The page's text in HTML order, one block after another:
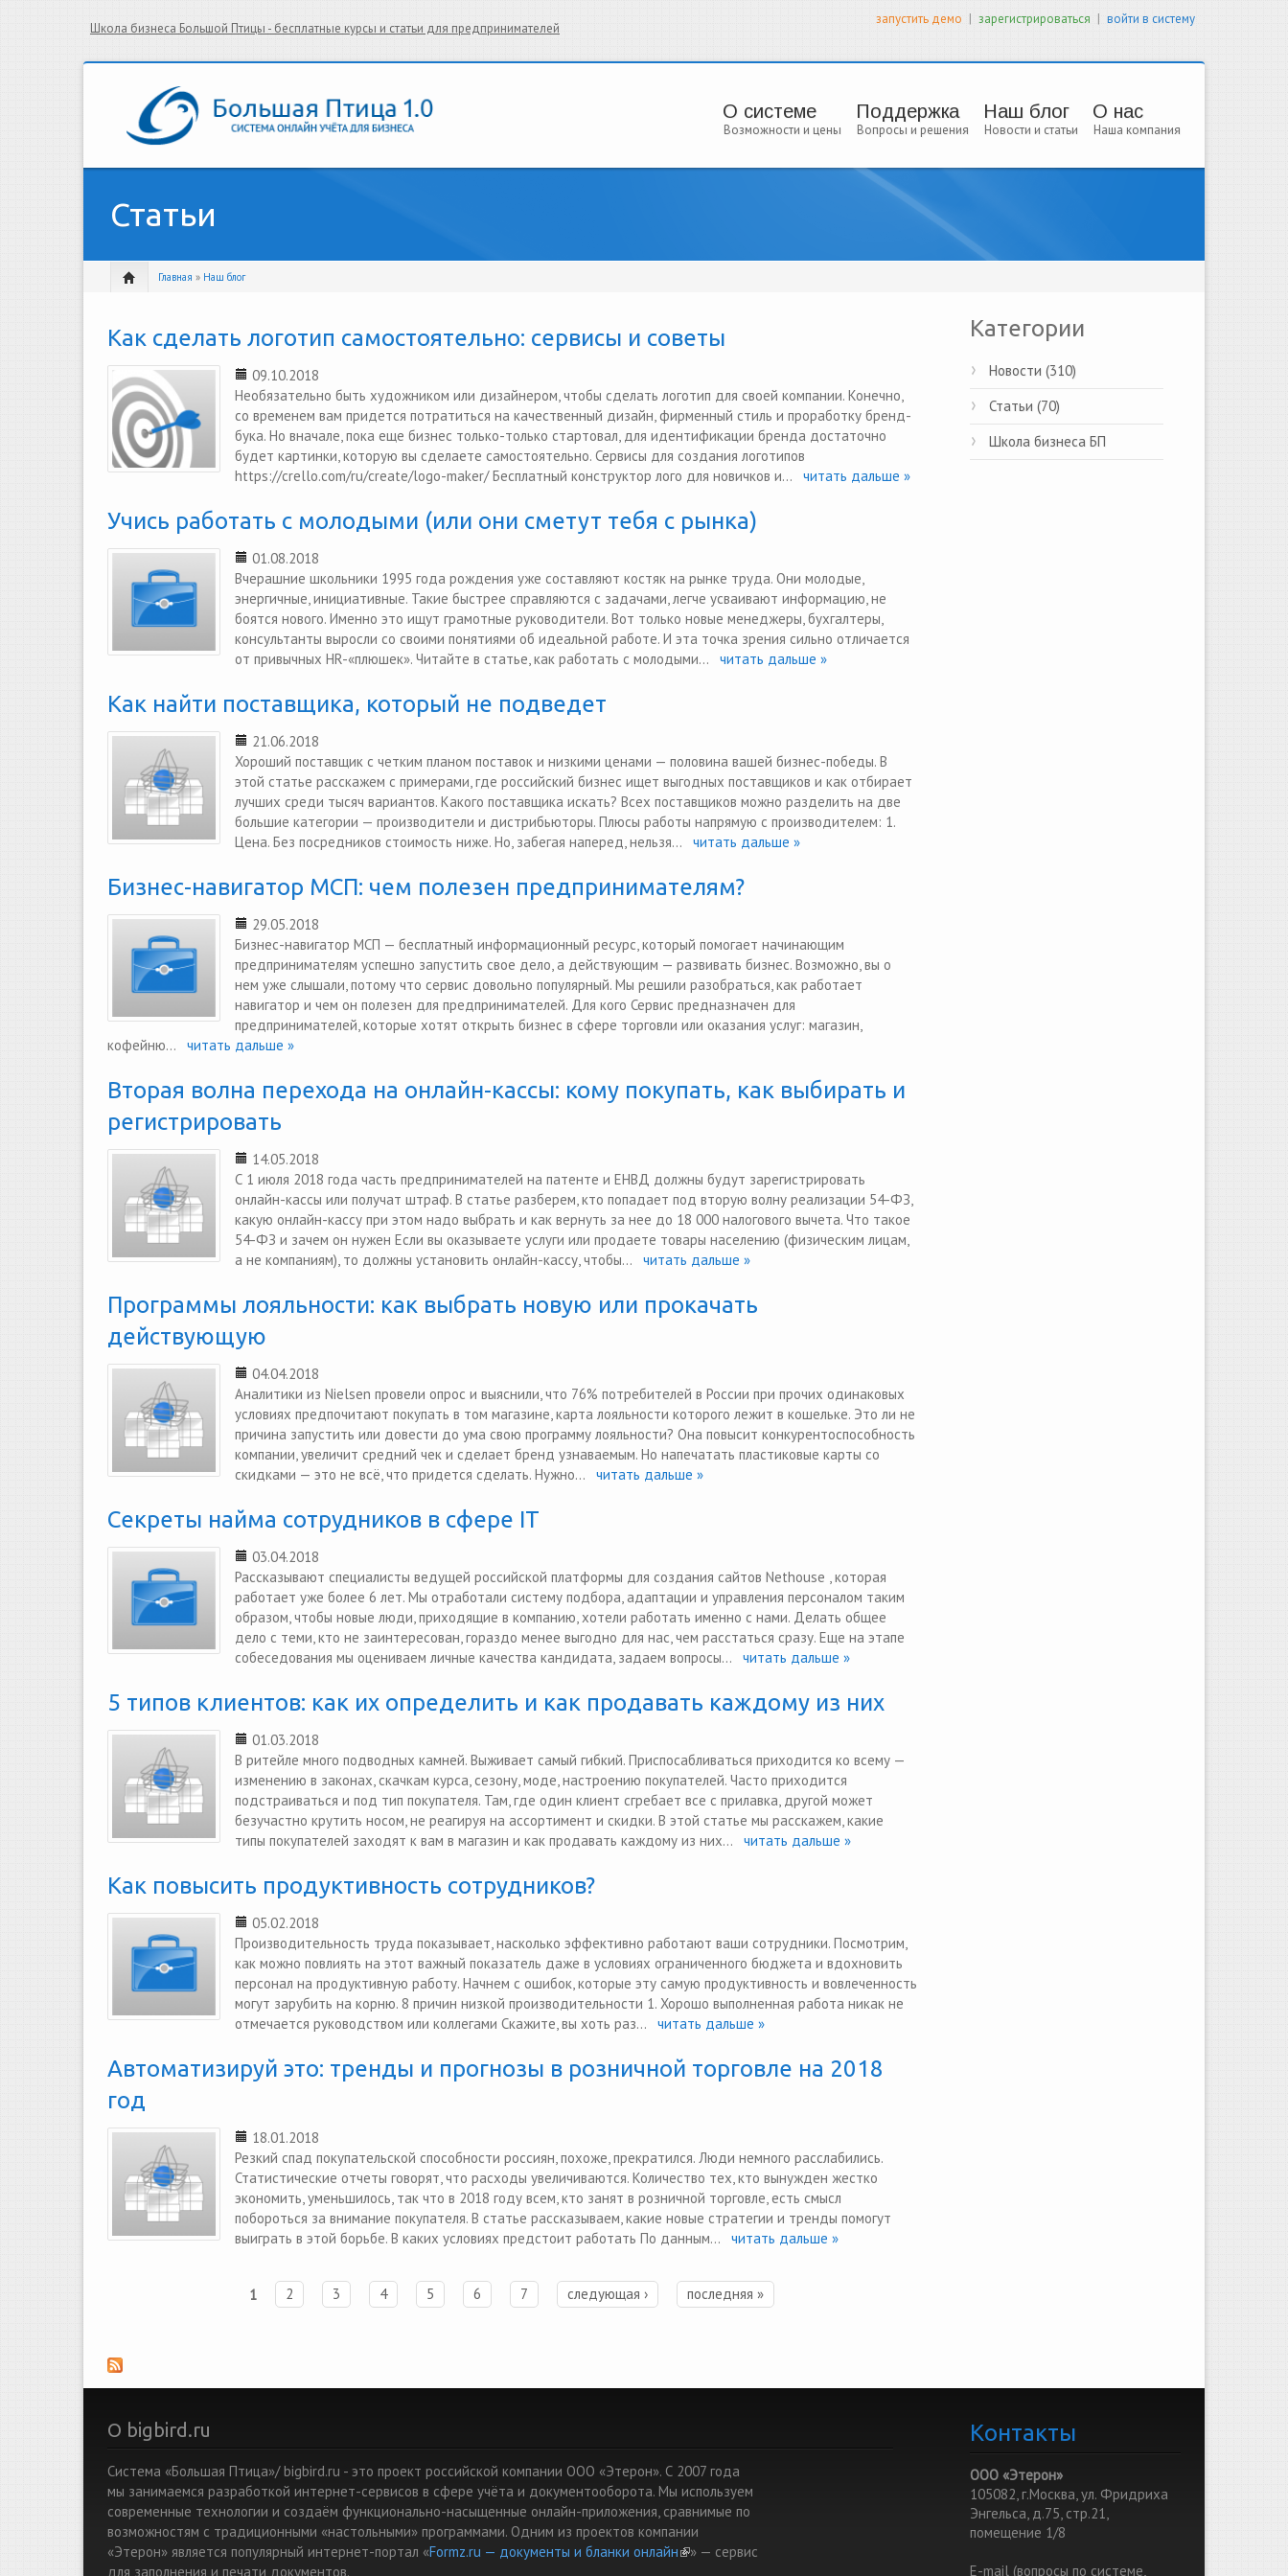
Школа бизнеса Большой Птицы - бесплатные курсы и статьи для предпринимателей
запустить демо | зарегистрироваться | войти в систему
О системе
Возможности и цены
Поддержка
Вопросы и решения
Наш блог
Новости и статьи
О нас
Наша компания
Статьи
Главная » Наш блог
Как сделать логотип самостоятельно: сервисы и советы
09.10.2018
Необязательно быть художником или дизайнером, чтобы сделать логотип для своей компании. Конечно,
со временем вам придется потратиться на качественный дизайн, фирменный стиль и проработку бренд-
бука. Но вначале, пока еще бизнес только-только стартовал, для идентификации бренда достаточно
будет картинки, которую вы сделаете самостоятельно. Сервисы для создания логотипов
https://crello.com/ru/create/logo-maker/ Бесплатный конструктор лого для новичков и... читать дальше »
Учись работать с молодыми (или они сметут тебя с рынка)
01.08.2018
Вчерашние школьники 1995 года рождения уже составляют костяк на рынке труда. Они молодые,
энергичные, инициативные. Такие быстрее справляются с задачами, легче усваивают информацию, не
боятся нового. Именно это ищут грамотные руководители. Вот только новые менеджеры, бухгалтеры,
консультанты выросли со своими понятиями об идеальной работе. И эта точка зрения сильно отличается
от привычных HR-«плюшек». Читайте в статье, как работать с молодыми... читать дальше »
Как найти поставщика, который не подведет
21.06.2018
Хороший поставщик с четким планом поставок и низкими ценами — половина вашей бизнес-победы. В
этой статье расскажем с примерами, где российский бизнес ищет выгодных поставщиков и как отбирает
лучших среди тысяч вариантов. Какого поставщика искать? Всех поставщиков можно разделить на две
большие категории — производители и дистрибьюторы. Плюсы работы напрямую с производителем: 1.
Цена. Без посредников стоимость ниже. Но, забегая наперед, нельзя... читать дальше »
Бизнес-навигатор МСП: чем полезен предпринимателям?
29.05.2018
Бизнес-навигатор МСП — бесплатный информационный ресурс, который помогает начинающим
предпринимателям успешно запустить свое дело, а действующим — развивать бизнес. Возможно, вы о
нем уже слышали, потому что сервис довольно популярный. Мы решили разобраться, как работает
навигатор и чем он полезен для предпринимателей. Для кого Сервис предназначен для
предпринимателей, которые хотят открыть бизнес в сфере торговли или оказания услуг: магазин,
кофейню... читать дальше »
Вторая волна перехода на онлайн-кассы: кому покупать, как выбирать и
регистрировать
14.05.2018
С 1 июля 2018 года часть предпринимателей на патенте и ЕНВД должны будут зарегистрировать
онлайн-кассы или получат штраф. В статье разберем, кто попадает под вторую волну реализации 54-ФЗ,
какую онлайн-кассу при этом надо выбрать и как вернуть за нее до 18 000 налогового вычета. Что такое
54-ФЗ и зачем он нужен Если вы оказываете услуги или продаете товары населению (физическим лицам,
а не компаниям), то должны установить онлайн-кассу, чтобы... читать дальше »
Программы лояльности: как выбрать новую или прокачать
действующую
04.04.2018
Аналитики из Nielsen провели опрос и выяснили, что 76% потребителей в России при прочих одинаковых
условиях предпочитают покупать в том магазине, карта лояльности которого лежит в кошельке. Это ли не
причина запустить или довести до ума свою программу лояльности? Она повысит конкурентоспособность
компании, увеличит средний чек и сделает бренд узнаваемым. Но напечатать пластиковые карты со
скидками — это не всё, что придется сделать. Нужно... читать дальше »
Секреты найма сотрудников в сфере IT
03.04.2018
Рассказывают специалисты ведущей российской платформы для создания сайтов Nethouse , которая
работает уже более 6 лет. Мы отработали систему подбора, адаптации и управления персоналом таким
образом, чтобы новые люди, приходящие в компанию, хотели работать именно с нами. Делать общее
дело с теми, кто не заинтересован, гораздо менее выгодно для нас, чем расстаться сразу. Еще на этапе
собеседования мы оцениваем личные качества кандидата, задаем вопросы... читать дальше »
5 типов клиентов: как их определить и как продавать каждому из них
01.03.2018
В ритейле много подводных камней. Выживает самый гибкий. Приспосабливаться приходится ко всему —
изменению в законах, скачкам курса, сезону, моде, настроению покупателей. Часто приходится
подстраиваться и под тип покупателя. Там, где один клиент сгребает все с прилавка, другой может
безучастно крутить носом, не реагируя на ассортимент и скидки. В этой статье мы расскажем, какие
типы покупателей заходят к вам в магазин и как продавать каждому из них... читать дальше »
Как повысить продуктивность сотрудников?
05.02.2018
Производительность труда показывает, насколько эффективно работают ваши сотрудники. Посмотрим,
как можно повлиять на этот важный показатель даже в условиях ограниченного бюджета и вдохновить
персонал на продуктивную работу. Начнем с ошибок, которые эту самую продуктивность и вовлеченность
могут зарубить на корню. 8 причин низкой производительности 1. Хорошо выполненная работа никак не
отмечается руководством или коллегами Скажите, вы хоть раз... читать дальше »
Автоматизируй это: тренды и прогнозы в розничной торговле на 2018
год
18.01.2018
Резкий спад покупательской способности россиян, похоже, прекратился. Люди немного расслабились.
Статистические отчеты говорят, что расходы увеличиваются. Количество тех, кто вынужден жестко
экономить, уменьшилось, так что в 2018 году всем, кто занят в розничной торговле, есть смысл
побороться за внимание покупателя. В статье рассказываем, какие новые стратегии и тренды помогут
выиграть в этой борьбе. В каких условиях предстоит работать По данным... читать дальше »
1 2 3 4 5 6 7 следующая › последняя »
Категории
Новости (310)
Статьи (70)
Школа бизнеса БП
О bigbird.ru
Система «Большая Птица»/ bigbird.ru - это проект российской компании ООО «Этерон». С 2007 года
мы занимаемся разработкой интернет-сервисов в сфере учёта и документооборота. Мы используем
современные технологии и создаём функционально-насыщенные онлайн-приложения, сравнимые по
возможностям с традиционными «настольными» программами. Одним из проектов компании
«Этерон» является популярный интернет-портал «Formz.ru — документы и бланки онлайн(link is external)
» — cервис
для заполнения и печати документов.
Контакты
ООО «Этерон»
105082, г.Москва, ул. Фридриха
Энгельса, д.75, стр.21,
помещение 1/8
E-mail (вопросы по системе,